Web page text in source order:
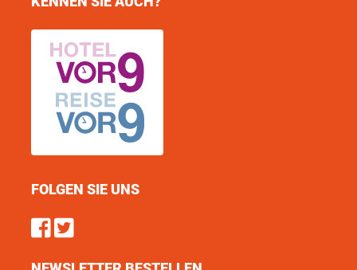
FOLGEN SIE UNS
Find us on Facebook
Follow us on Twitter